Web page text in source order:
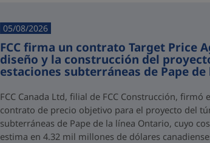
05/08/2026
FCC firma un contrato Target Price
diseño y la construcción del
estaciones subterráneas de Pape
FCC Canada Ltd, filial de FCC Construcción, firmó
contrato de precio objetivo para el proyecto del
subterráneas de Pape de la línea Ontario, cuyo
estima en 4.32 mil millones de dólares